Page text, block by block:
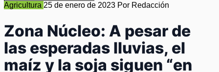
Agricultura 25 de enero de 2023 Por Redacción
Zona Núcleo: A pesar de
las esperadas lluvias, el
maíz y la soja siguen “en